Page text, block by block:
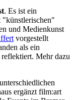
. Es ist ein
"künstlerischen"
und Medienkunst
vorgestellt
als ein
Mehr dazu
ergänzt film:art